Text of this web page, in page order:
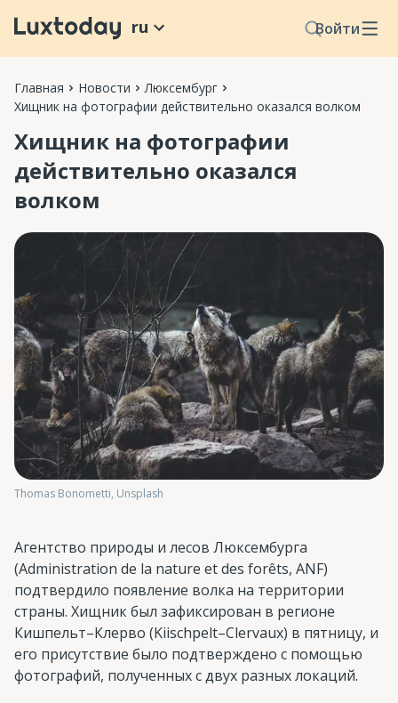
Войти
ru
Главная Новости
Люксембург
Хищник на фотографии действительно оказался волком
Хищник на фотографии
действительно оказался
волком
Thomas Bonometti, Unsplash
Агентство природы и лесов Люксембурга
(Administration de la nature et des forêts, ANF)
подтвердило появление волка на территории
страны. Хищник был зафиксирован в регионе
Кишпельт–Клерво (Kiischpelt–Clervaux) в пятницу, и
его присутствие было подтверждено с помощью
фотографий, полученных с двух разных локаций.